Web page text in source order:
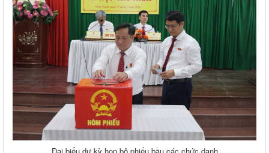
Đại biểu dự kỳ họp bỏ phiếu bầu các chức danh